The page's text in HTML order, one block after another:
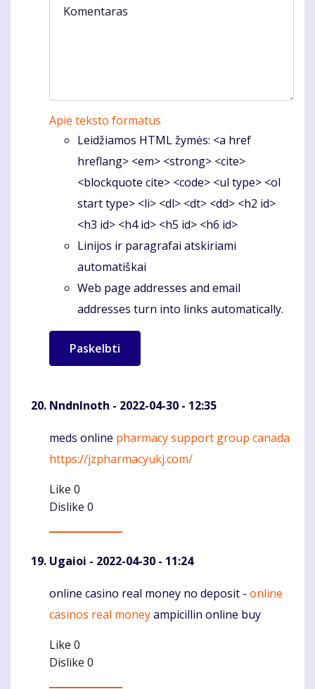
Komentaras
Apie teksto formatus
Leidžiamos HTML žymės: <a href
hreflang> <em> <strong> <cite>
<blockquote cite> <code> <ul type> <ol
start type> <li> <dl> <dt> <dd> <h2 id>
<h3 id> <h4 id> <h5 id> <h6 id>
Linijos ir paragrafai atskiriami
automatiškai
Web page addresses and email
addresses turn into links automatically.
NndnInoth - 2022-04-30 - 12:35
Komentaras
meds online pharmacy support group canada
https://jzpharmacyukj.com/
Like 0
Dislike 0
Ugaioi - 2022-04-30 - 11:24
Komentaras
online casino real money no deposit - online
casinos real moneyampicillin online buy
Like 0
Dislike 0